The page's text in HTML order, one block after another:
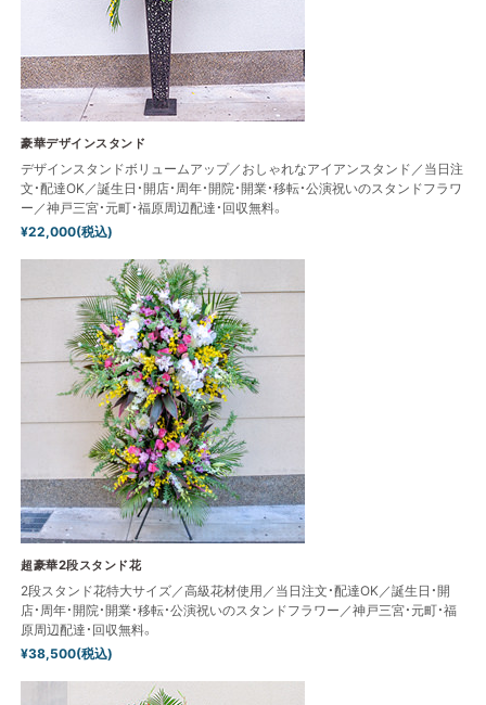
豪華デザインスタンド
デザインスタンドボリュームアップ／おしゃれなアイアンスタンド／当日注
文・配達OK／誕生日・開店・周年・開院・開業・移転・公演祝いのスタンドフラワ
ー／神戸三宮・元町・福原周辺配達・回収無料。
¥22,000(税込)
超豪華2段スタンド花
2段スタンド花特大サイズ／高級花材使用／当日注文・配達OK／誕生日・開
店・周年・開院・開業・移転・公演祝いのスタンドフラワー／神戸三宮・元町・福
原周辺配達・回収無料。
¥38,500(税込)